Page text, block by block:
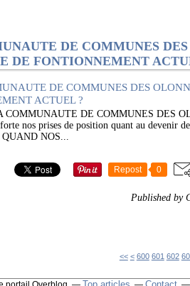
DE COMMUNES
DE FONTIONNEMENT
DE COMMUNES DES
nos prises de position quant au devenir
NOS...
Repost 0
Published by
<< < 600 601 602